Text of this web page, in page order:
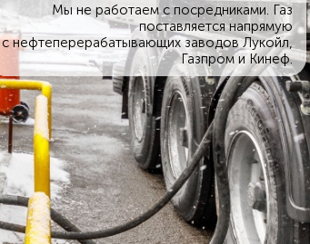
Мы не работаем с посредниками. Газ
поставляется напрямую
с нефтеперерабатывающих заводов Лукойл,
Газпром и Кинеф.